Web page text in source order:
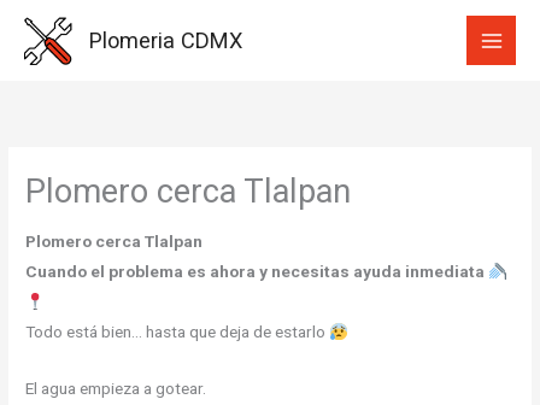
Plomeria CDMX
Plomero cerca Tlalpan
Plomero cerca Tlalpan
Cuando el problema es ahora y necesitas ayuda inmediata
Todo está bien… hasta que deja de estarlo
El agua empieza a gotear.